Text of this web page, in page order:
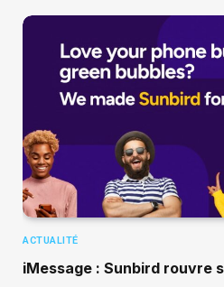
ACTUALITÉ
iMessage : Sunbird rouvre